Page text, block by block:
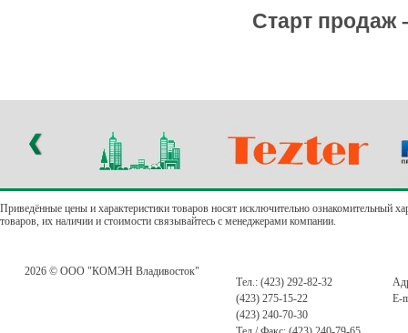
Старт продаж
Приведённые цены и характеристики товаров носят исключительно ознакомительный
товаров, их наличии и стоимости связывайтесь с менеджерами компании.
2026 © ООО "КОМЭН Владивосток"
Тел.: (423) 292-82-32
(423) 275-15-22
(423) 240-70-30
E-